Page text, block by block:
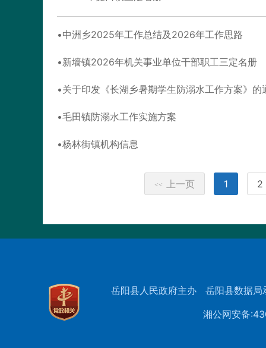
中洲乡2025年工作总结及2026年工作思路
新墙镇2026年机关事业单位干部职工三定名册
关于印发《长湖乡暑期学生防溺水工作方案》的
毛田镇防溺水工作实施方案
杨林街镇机构信息
<< 上一页 1 2
岳阳县人民政府主办 岳阳县数据局
湘公网安备